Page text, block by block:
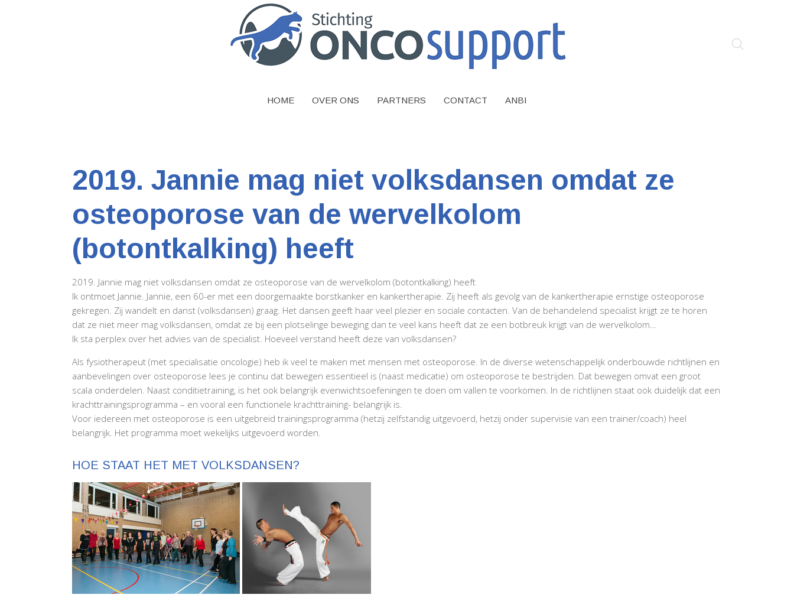
HOME OVER ONS PARTNERS CONTACT ANBI
2019. Jannie mag niet volksdansen omdat ze
osteoporose van de wervelkolom
(botontkalking) heeft
2019. Jannie mag niet volksdansen omdat ze osteoporose van de wervelkolom (botontkalking) heeft
Ik ontmoet Jannie. Jannie, een 60-er met een doorgemaakte borstkanker en kankertherapie. Zij heeft als gevolg van de kankertherapie ernstige osteoporose
gekregen. Zij wandelt en danst (volksdansen) graag. Het dansen geeft haar veel plezier en sociale contacten. Van de behandelend specialist krijgt ze te horen
dat ze niet meer mag volksdansen, omdat ze bij een plotselinge beweging dan te veel kans heeft dat ze een botbreuk krijgt van de wervelkolom…
Ik sta perplex over het advies van de specialist. Hoeveel verstand heeft deze van volksdansen?
Als fysiotherapeut (met specialisatie oncologie) heb ik veel te maken met mensen met osteoporose. In de diverse wetenschappelijk onderbouwde richtlijnen en
aanbevelingen over osteoporose lees je continu dat bewegen essentieel is (naast medicatie) om osteoporose te bestrijden. Dat bewegen omvat een groot
scala onderdelen. Naast conditietraining, is het ook belangrijk evenwichtsoefeningen te doen om vallen te voorkomen. In de richtlijnen staat ook duidelijk dat een
krachttrainingsprogramma – en vooral een functionele krachttraining- belangrijk is.
Voor iedereen met osteoporose is een uitgebreid trainingsprogramma (hetzij zelfstandig uitgevoerd, hetzij onder supervisie van een trainer/coach) heel
belangrijk. Het programma moet wekelijks uitgevoerd worden.
HOE STAAT HET MET VOLKSDANSEN?